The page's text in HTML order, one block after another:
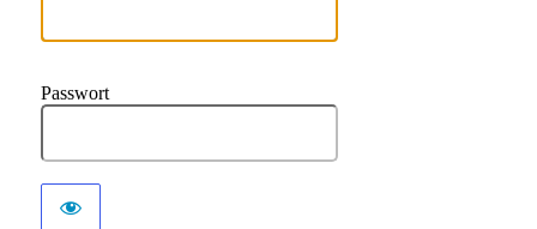
Passwort